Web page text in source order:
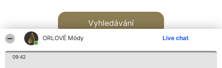
ORLOVÉ Módy Live chat
09:42
Vyhledávání